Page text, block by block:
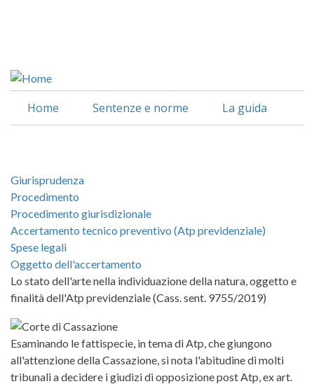
Home Sentenze e norme La guida
Giurisprudenza
Procedimento
Procedimento giurisdizionale
Accertamento tecnico preventivo (Atp previdenziale)
Spese legali
Oggetto dell'accertamento
Lo stato dell'arte nella individuazione della natura, oggetto e
finalità dell'Atp previdenziale (Cass. sent. 9755/2019)
Esaminando le fattispecie, in tema di Atp, che giungono
all'attenzione della Cassazione, si nota l'abitudine di molti
tribunali a decidere i giudizi di opposizione post Atp, ex art.